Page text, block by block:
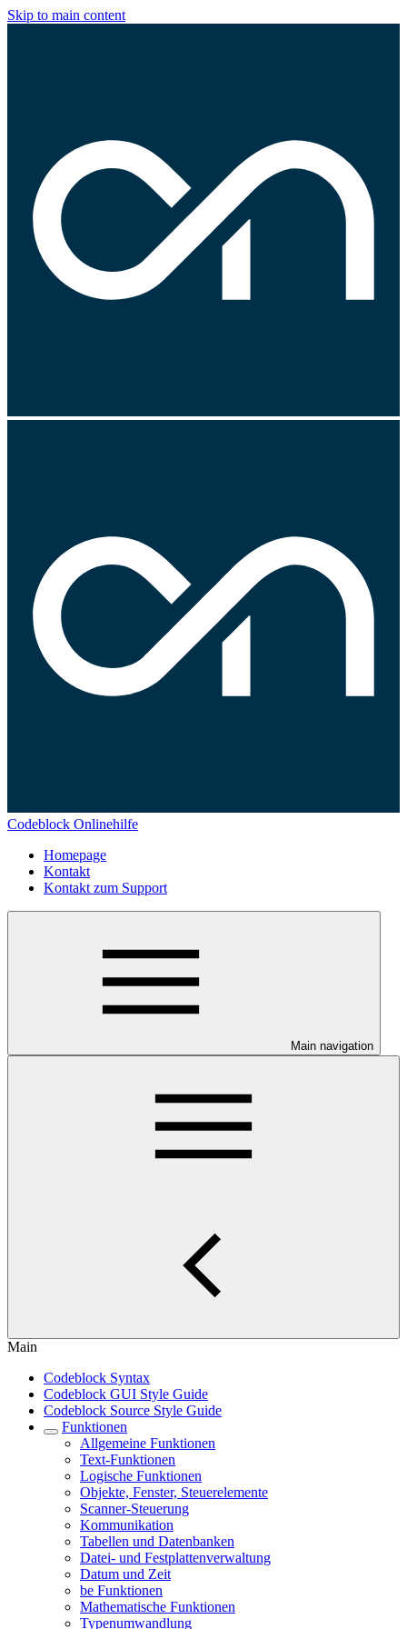
Skip to main content
Codeblock Onlinehilfe
Homepage
Kontakt
Kontakt zum Support
Main navigation
Main
Codeblock Syntax
Codeblock GUI Style Guide
Codeblock Source Style Guide
Funktionen
Allgemeine Funktionen
Text-Funktionen
Logische Funktionen
Objekte, Fenster, Steuerelemente
Scanner-Steuerung
Kommunikation
Tabellen und Datenbanken
Datei- und Festplattenverwaltung
Datum und Zeit
be Funktionen
Mathematische Funktionen
Typenumwandlung